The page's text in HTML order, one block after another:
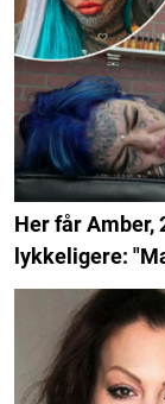
Her får Amber,
lykkeligere: